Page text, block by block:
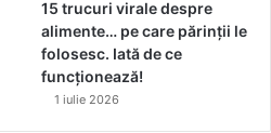
15 trucuri virale despre
alimente… pe care părinții le
folosesc. Iată de ce
funcționează!
1 iulie 2026